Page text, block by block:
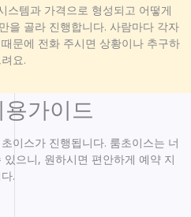
스템과 가격으로 형성되고 어떻게
을 골라 진행합니다. 사람마다 각자
문에 전화 주시면 상황이나 추구하
요.
가이드
이스가 진행됩니다. 룸초이스는 너
으니, 원하시면 편안하게 예약 지
.